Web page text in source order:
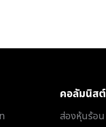
คอลัมนิสต์
ส่องหุ้นร้อน